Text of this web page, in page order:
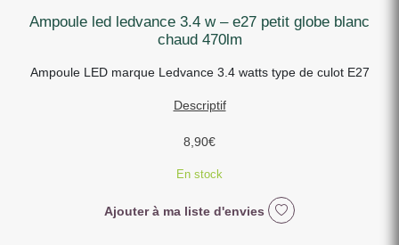
ampoule led ledvance 3.4 w – e27 petit globe blanc
chaud 470lm
Ampoule LED marque Ledvance 3.4 watts type de culot E27
Descriptif
8,90€
En stock
Ajouter à ma liste d'envies